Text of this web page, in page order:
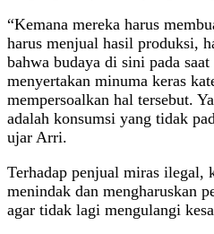
“Kemana mereka harus
harus menjual hasil produksi,
bahwa budaya di sini pada
menyertakan minuma keras
mempersoalkan hal tersebut.
adalah konsumsi yang tidak
ujar Arri.
Terhadap penjual miras ilegal,
menindak dan mengharuskan
agar tidak lagi mengulangi